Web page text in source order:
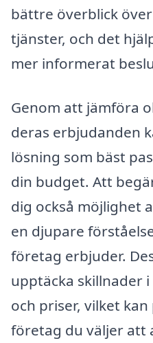
bättre överblick
tjänster, och det
mer informerat
Genom att jämföra
deras erbjudanden
lösning som bäst
din budget. Att
dig också möjlighet
en djupare
företag erbjuder.
upptäcka skillnader
och priser, vilket
företag du väljer att